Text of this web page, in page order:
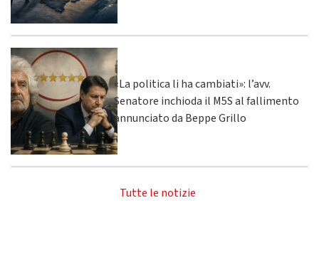
«La politica li ha cambiati»: l’avv.
Senatore inchioda il M5S al fallimento
annunciato da Beppe Grillo
Tutte le notizie